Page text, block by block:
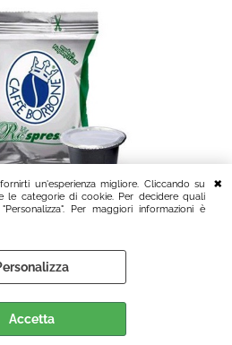
un'esperienza migliore. Cliccando su
le categorie di cookie. Per decidere quali
Per maggiori informazioni è
Accetta
DEK (Nespresso®
- 100
€21,30